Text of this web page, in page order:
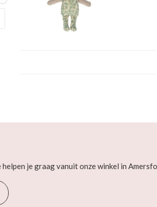
je graag vanuit onze winkel in